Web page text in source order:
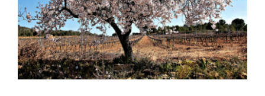
MONOUSO
TUTTI I PRODOTTI